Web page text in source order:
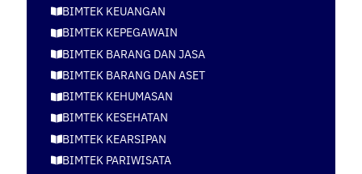
BIMTEK KEUANGAN
BIMTEK KEPEGAWAIN
BIMTEK BARANG DAN JASA
BIMTEK BARANG DAN ASET
BIMTEK KEHUMASAN
BIMTEK KESEHATAN
BIMTEK KEARSIPAN
BIMTEK PARIWISATA